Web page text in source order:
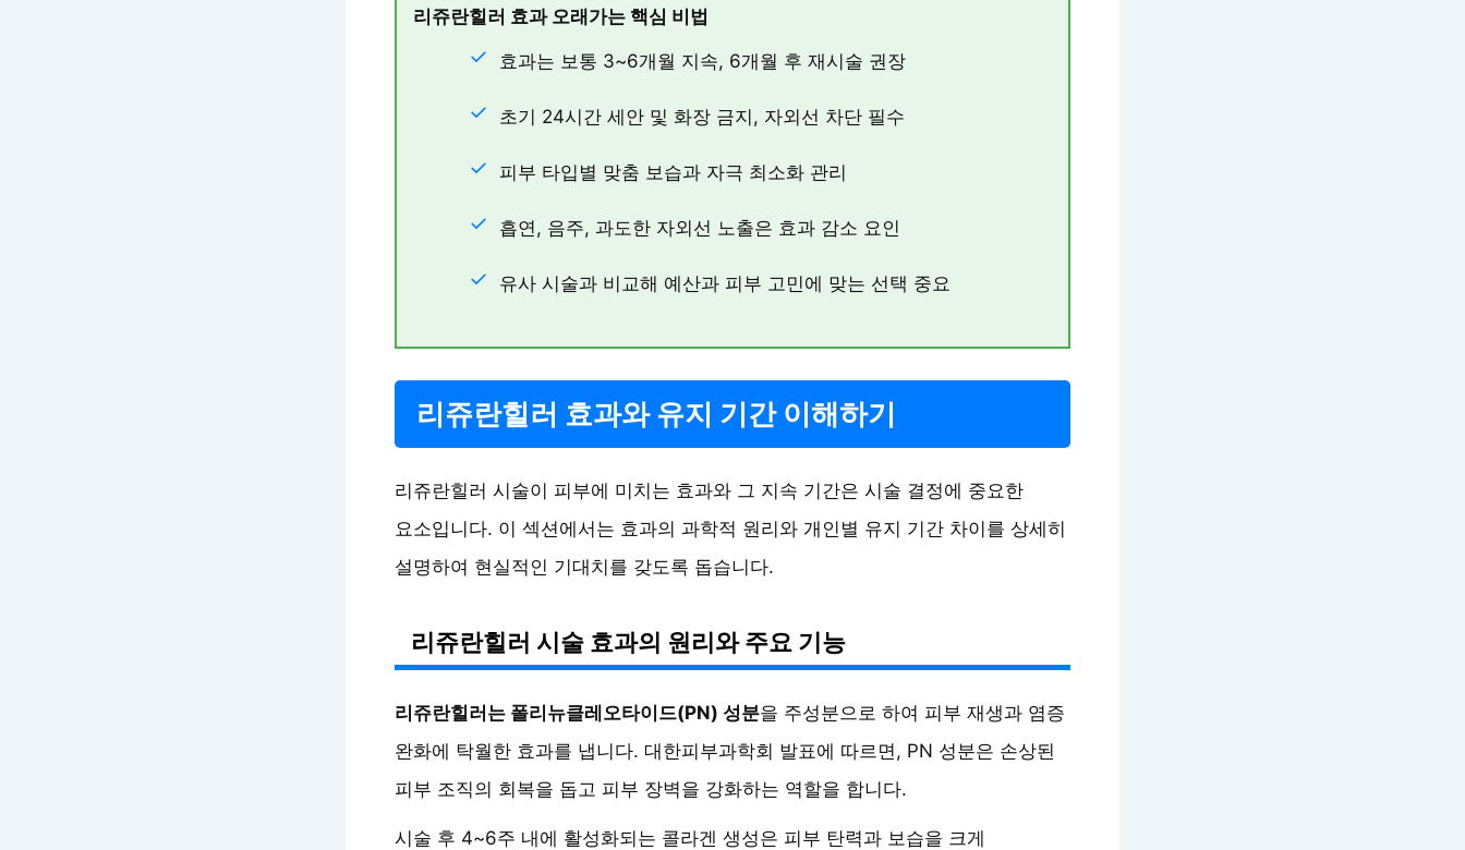
리쥬란힐러 효과 오래가는 핵심 비법
효과는 보통 3~6개월 지속, 6개월 후 재시술 권장
초기 24시간 세안 및 화장 금지, 자외선 차단 필수
피부 타입별 맞춤 보습과 자극 최소화 관리
흡연, 음주, 과도한 자외선 노출은 효과 감소 요인
유사 시술과 비교해 예산과 피부 고민에 맞는 선택 중요
리쥬란힐러 효과와 유지 기간 이해하기
리쥬란힐러 시술이 피부에 미치는 효과와 그 지속 기간은 시술 결정에 중요한
요소입니다. 이 섹션에서는 효과의 과학적 원리와 개인별 유지 기간 차이를 상세히
설명하여 현실적인 기대치를 갖도록 돕습니다.
리쥬란힐러 시술 효과의 원리와 주요 기능
리쥬란힐러는 폴리뉴클레오타이드(PN) 성분을 주성분으로 하여 피부 재생과 염증
완화에 탁월한 효과를 냅니다. 대한피부과학회 발표에 따르면, PN 성분은 손상된
피부 조직의 회복을 돕고 피부 장벽을 강화하는 역할을 합니다.
시술 후 4~6주 내에 활성화되는 콜라겐 생성은 피부 탄력과 보습을 크게